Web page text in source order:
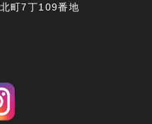
町7丁109番地